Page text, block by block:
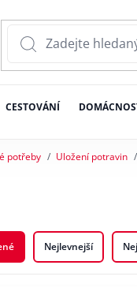
CESTOVÁNÍ
potřeby Uložení potravin
Nejlevnejší